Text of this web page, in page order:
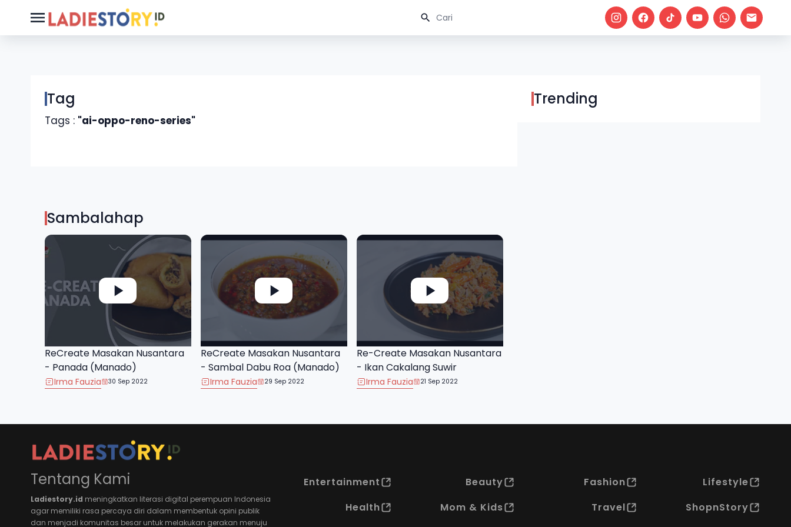
Tag
Tags : "ai-oppo-reno-series"
Trending
Sambalahap
ReCreate Masakan Nusantara
- Panada (Manado)
Irma Fauzia 30 Sep 2022
ReCreate Masakan Nusantara
- Sambal Dabu Roa (Manado)
Irma Fauzia 29 Sep 2022
Re-Create Masakan Nusantara
- Ikan Cakalang Suwir
Irma Fauzia 21 Sep 2022
Tentang Kami
Ladiestory.id meningkatkan literasi digital perempuan Indonesia
agar memiliki rasa percaya diri dalam membentuk opini publik
dan menjadi komunitas besar untuk melakukan gerakan menuju
Entertainment Beauty Fashion
Lifestyle
Health
Mom & Kids Travel
ShopnStory